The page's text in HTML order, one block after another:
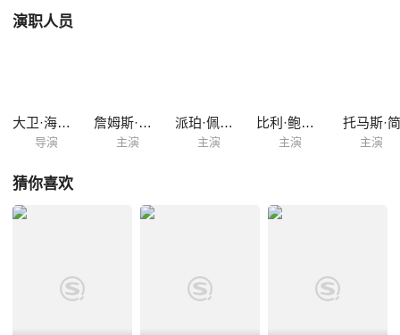
演职人员
大卫·海克尔
导演
詹姆斯·麦斯登
主演
派珀·佩拉博
主演
比利·鲍伯·松顿
主演
托马斯·简
主演
猜你喜欢